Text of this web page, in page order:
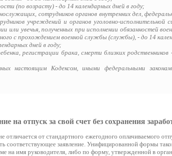
(по возрасту) - до 14 календарных дней в году;
сотрудников органов внутренних дел,
учреждений и органов уголовно-исполнительной
или увечья, полученных при исполнении обязанностей
с прохождением военной службы (службы), - до 14
дней в году;
регистрации брака, смерти близких
настоящим Кодексом, иными федеральными
на отпуск за свой счет без сохранения
отличается от стандартного ежегодного оплачиваемого
соответствующее заявление. Унифицированной формы
на имя руководителя, либо по форму, утвержденной в